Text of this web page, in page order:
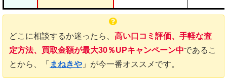
どこに相談するか迷ったら、 高い口コミ評価、手軽な査
定方法、買取金額が最大30％UPキャンペーン中であるこ
とから、「 まねきや 」が今一番オススメです。